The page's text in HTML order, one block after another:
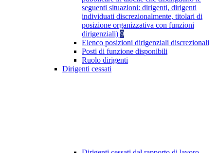
seguenti situazioni: dirigenti, dirigenti
individuati discrezionalmente, titolari di
posizione organizzativa con funzioni
dirigenziali) 9
Elenco posizioni dirigenziali discrezionali
Posti di funzione disponibili
Ruolo dirigenti
Dirigenti cessati